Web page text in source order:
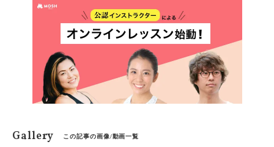
Gallery この記事の画像/動画一覧